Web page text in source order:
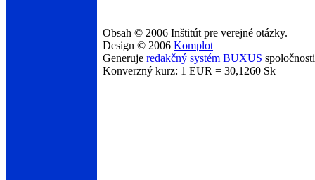
Obsah © 2006 Inštitút pre verejné otázky.
Design © 2006 Komplot
Generuje redakčný systém BUXUS
Konverzný kurz: 1 EUR = 30,1260 Sk